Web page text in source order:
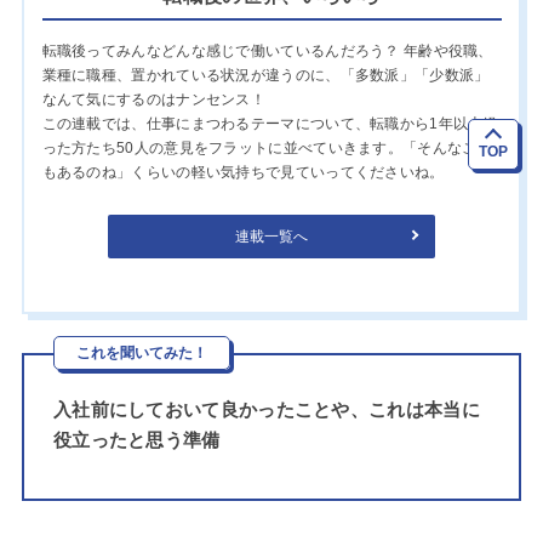
転職後ってみんなどんな感じで働いているんだろう？ 年齢や役職、
業種に職種、置かれている状況が違うのに、「多数派」「少数派」
なんて気にするのはナンセンス！
この連載では、仕事にまつわるテーマについて、転職から1年以上経
った方たち50人の意見をフラットに並べていきます。「そんなこと
もあるのね」くらいの軽い気持ちで見ていってくださいね。
連載一覧へ
これを聞いてみた！
入社前にしておいて良かったことや、これは本当に
役立ったと思う準備
TOP